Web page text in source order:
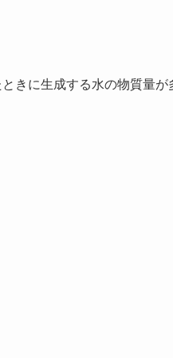
きに生成する水の物質量が